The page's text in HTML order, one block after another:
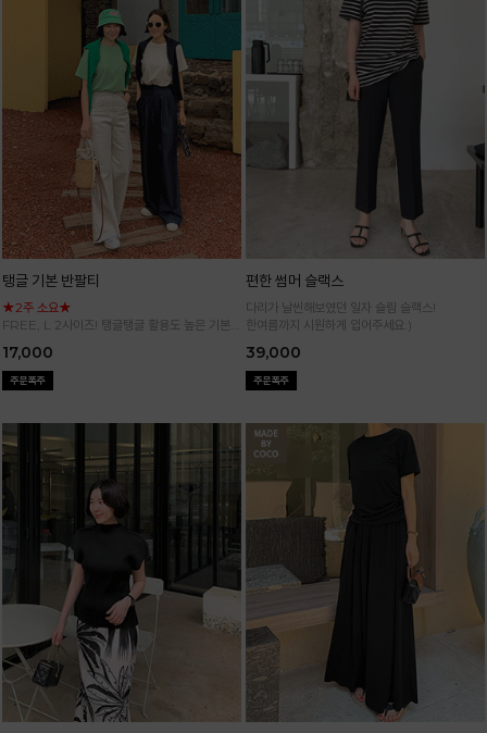
탱글 기본 반팔티
★2주 소요★
FREE, L 2사이즈! 탱글탱글 활용도 높은 기본
17,000
편한 썸머 슬랙스
다리가 날씬해보였던 일자 슬림 슬랙스!
한여름까지 시원하게 입어주세요:)
39,000